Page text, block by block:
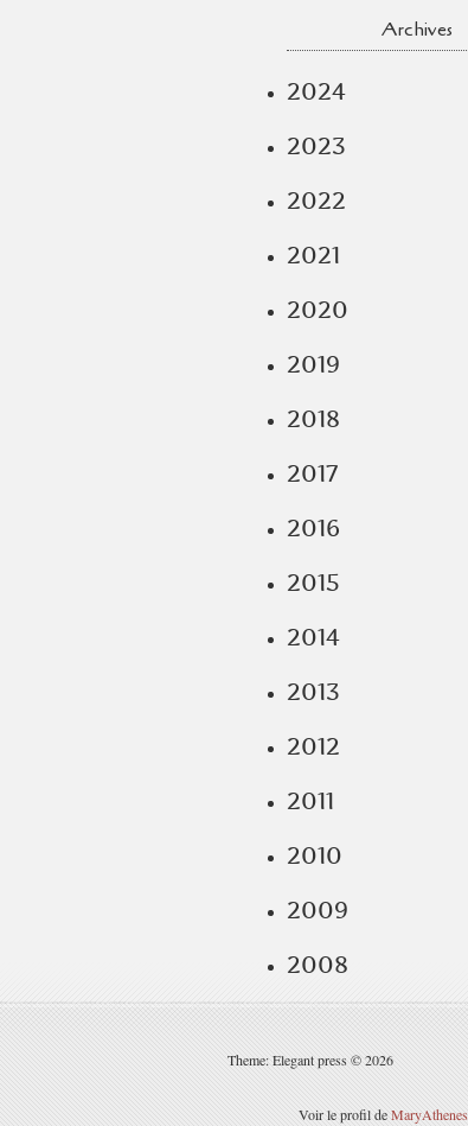
Archives
2024
2023
2022
2021
2020
2019
2018
2017
2016
2015
2014
2013
2012
2011
2010
2009
2008
Theme: Elegant press © 2026
Voir le profil deMaryAthenes